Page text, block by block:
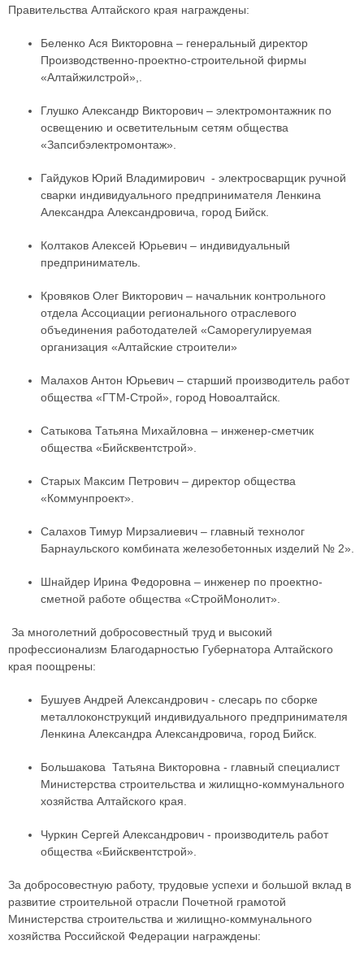
Правительства Алтайского края награждены:
Беленко Ася Викторовна – генеральный директор
Производственно-проектно-строительной фирмы
«Алтайжилстрой»,.
Глушко Александр Викторович – электромонтажник по
освещению и осветительным сетям общества
«Запсибэлектромонтаж».
Гайдуков Юрий Владимирович - электросварщик ручной
сварки индивидуального предпринимателя Ленкина
Александра Александровича, город Бийск.
Колтаков Алексей Юрьевич – индивидуальный
предприниматель.
Кровяков Олег Викторович – начальник контрольного
отдела Ассоциации регионального отраслевого
объединения работодателей «Саморегулируемая
организация «Алтайские строители»
Малахов Антон Юрьевич – старший производитель работ
общества «ГТМ-Строй», город Новоалтайск.
Сатыкова Татьяна Михайловна – инженер-сметчик
общества «Бийсквентстрой».
Старых Максим Петрович – директор общества
«Коммунпроект».
Салахов Тимур Мирзалиевич – главный технолог
Барнаульского комбината железобетонных изделий № 2».
Шнайдер Ирина Федоровна – инженер по проектно-
сметной работе общества «СтройМонолит».
За многолетний добросовестный труд и высокий
профессионализм Благодарностью Губернатора Алтайского
края поощрены:
Бушуев Андрей Александрович - слесарь по сборке
металлоконструкций индивидуального предпринимателя
Ленкина Александра Александровича, город Бийск.
Большакова Татьяна Викторовна - главный специалист
Министерства строительства и жилищно-коммунального
хозяйства Алтайского края.
Чуркин Сергей Александрович - производитель работ
общества «Бийсквентстрой».
За добросовестную работу, трудовые успехи и большой вклад в
развитие строительной отрасли Почетной грамотой
Министерства строительства и жилищно-коммунального
хозяйства Российской Федерации награждены: